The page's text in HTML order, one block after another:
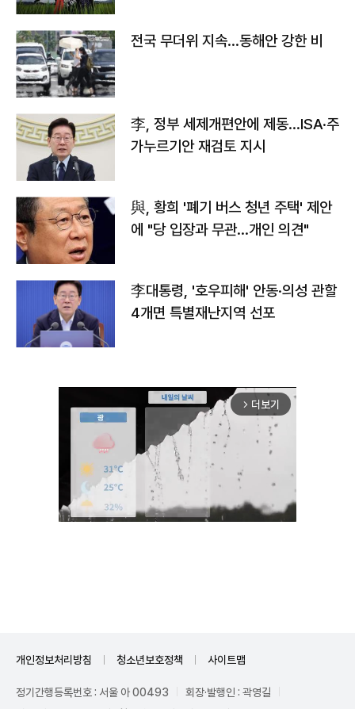
전국 무더위 지속…동해안 강한 비
李, 정부 세제개편안에 제동…ISA·주
가누르기안 재검토 지시
與, 황희 '폐기 버스 청년 주택' 제안
에 "당 입장과 무관…개인 의견"
李대통령, '호우피해' 안동·의성 관할
4개면 특별재난지역 선포
arrow_forward_ios 더보기
개인정보처리방침 청소년보호정책 사이트맵
정기간행등록번호 : 서울 아 00493
회장·발행인 : 곽영길